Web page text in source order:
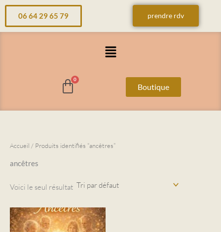
Aller
contenu
06 64 29 65 79 prendre rdv
Menu
Boutique
Accueil / Produits identifiés “ancêtres”
ancêtres
Voici le seul résultat